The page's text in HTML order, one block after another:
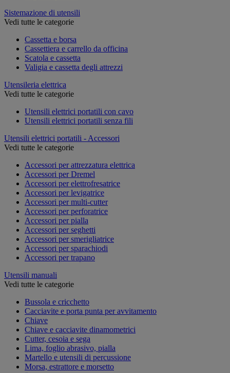
Sistemazione di utensili
Vedi tutte le categorie
Cassetta e borsa
Cassettiera e carrello da officina
Scatola e cassetta
Valigia e cassetta degli attrezzi
Utensileria elettrica
Vedi tutte le categorie
Utensili elettrici portatili con cavo
Utensili elettrici portatili senza fili
Utensili elettrici portatili - Accessori
Vedi tutte le categorie
Accessori per attrezzatura elettrica
Accessori per Dremel
Accessori per elettrofresatrice
Accessori per levigatrice
Accessori per multi-cutter
Accessori per perforatrice
Accessori per pialla
Accessori per seghetti
Accessori per smerigliatrice
Accessori per sparachiodi
Accessori per trapano
Utensili manuali
Vedi tutte le categorie
Bussola e cricchetto
Cacciavite e porta punta per avvitamento
Chiave
Chiave e cacciavite dinamometrici
Cutter, cesoia e sega
Lima, foglio abrasivo, pialla
Martello e utensili di percussione
Morsa, estrattore e morsetto